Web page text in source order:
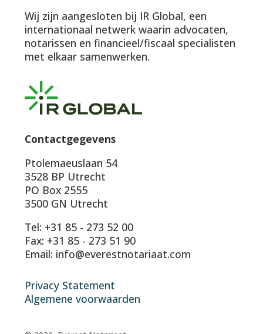
Wij zijn aangesloten bij IR Global, een
internationaal netwerk waarin advocaten,
notarissen en financieel/fiscaal specialisten
met elkaar samenwerken.
Contactgegevens
Ptolemaeuslaan 54
3528 BP Utrecht
PO Box 2555
3500 GN Utrecht
Tel: +31 85 - 273 52 00
Fax: +31 85 - 273 51 90
Email: info@everestnotariaat.com
Privacy Statement
Algemene voorwaarden